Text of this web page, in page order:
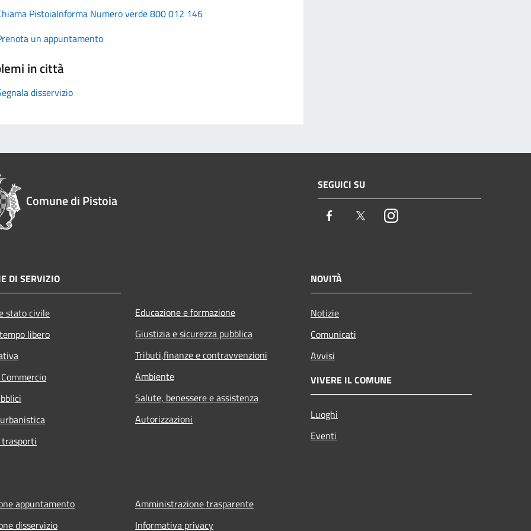
PistoiaInforma Numero verde 800 012 146
un appuntamento
in città
disservizio
Comune di Pistoia
SEGUICI SU
Facebook TwitterInstagram
DI SERVIZIO
stato civile
libero
Educazione e formazione
Giustizia e sicurezza pubblica
Tributi,finanze e contravvenzioni
Ambiente
Salute, benessere e assistenza
Autorizzazioni
NOVITÀ
Notizie
Comunicati
Avvisi
VIVERE IL COMUNE
Luoghi
Eventi
appuntamento
disservizio
Amministrazione trasparente
Informativa privacy